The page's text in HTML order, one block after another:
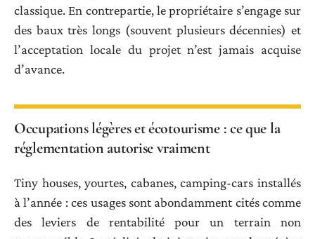
classique. En contrepartie, le propriétaire s’engage sur
des baux très longs (souvent plusieurs décennies) et
l’acceptation locale du projet n’est jamais acquise
d’avance.
Occupations légères et écotourisme : ce que la
réglementation autorise vraiment
Tiny houses, yourtes, cabanes, camping-cars installés
à l’année : ces usages sont abondamment cités comme
des leviers de rentabilité pour un terrain non